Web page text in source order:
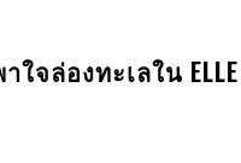
พาใจล่องทะเลใน ELLE